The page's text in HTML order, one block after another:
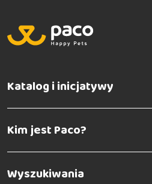
Katalog i inicjatywy
Kim jest Paco?
Wyszukiwania